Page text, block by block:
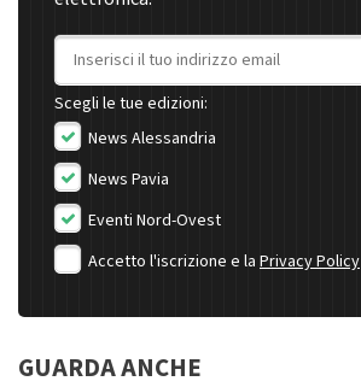
Indirizzo email
Scegli le tue edizioni:
News Alessandria
News Pavia
Eventi Nord-Ovest
Accetto l'iscrizione e la Privacy Policy
GUARDA ANCHE